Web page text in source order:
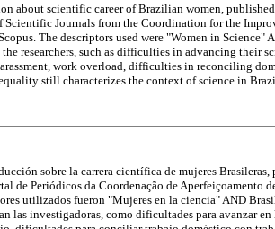
about scientific career of Brazilian women,
Journals from the Coordination for the
The descriptors used were "Women in Science"
researchers, such as difficulties in advancing their
work overload, difficulties in reconciling
still characterizes the context of science in
sobre la carrera científica de mujeres
de Periódicos da Coordenação de Aperfeiçoamento
utilizados fueron "Mujeres en la ciencia" AND
las investigadoras, como dificultades para avanzar en